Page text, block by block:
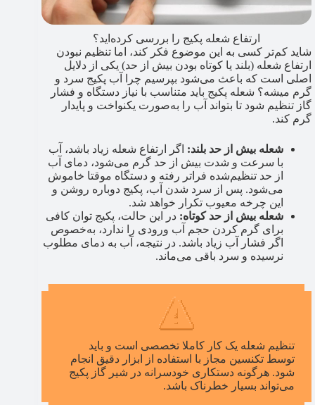
ارتفاع شعله پکیج را بررسی کرده‌اید؟
شاید کم‌تر کسی به این موضوع فکر کند، اما تنظیم نبودن
ارتفاع شعله (بلند یا کوتاه بودن بیش از حد) یکی از دلایل
اصلی است که باعث می‌شود بپرسیم چرا آب پکیج سرد و
گرم میشه؟ شعله پکیج باید متناسب با نیاز دستگاه و فشار
گاز تنظیم شود تا بتواند آب را به‌صورت یکنواخت و پایدار
گرم کند.
شعله بیش از حد بلند: اگر ارتفاع شعله زیاد باشد، آب
با سرعت و شدت بیش از حد گرم می‌شود، دمای آب
از حد تنظیم‌شده فراتر رفته و دستگاه موقتا خاموش
می‌شود. پس از سرد شدن آب، پکیج دوباره روشن و
این چرخه معیوب تکرار خواهد شد.
شعله بیش از حد کوتاه: در این حالت، پکیج توان کافی
برای گرم کردن حجم آب ورودی را ندارد، به‌خصوص
اگر فشار آب زیاد باشد. در نتیجه، آب به دمای مطلوب
نرسیده و سرد باقی می‌ماند.
تنظیم شعله یک کار کاملا تخصصی است و باید
توسط تکنسین مجاز با استفاده از ابزار دقیق انجام
شود. هرگونه دستکاری خودسرانه در شیر گاز پکیج
می‌تواند بسیار خطرناک باشد.